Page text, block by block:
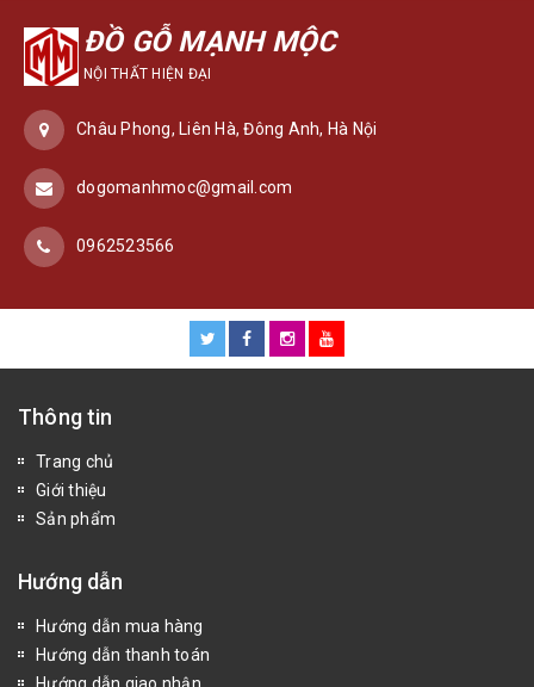
ĐỒ GỖ MẠNH MỘC
NỘI THẤT HIỆN ĐẠI
Châu Phong, Liên Hà, Đông Anh, Hà Nội
dogomanhmoc@gmail.com
0962523566
Thông tin
Trang chủ
Giới thiệu
Sản phẩm
Hướng dẫn
Hướng dẫn mua hàng
Hướng dẫn thanh toán
Hướng dẫn giao nhận